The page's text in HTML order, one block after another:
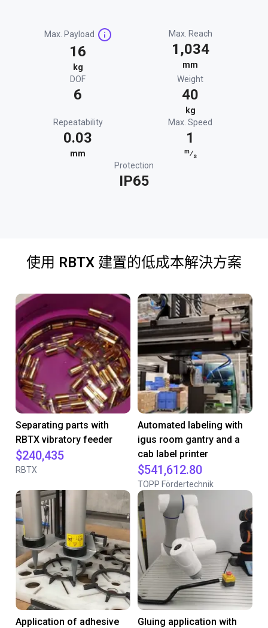
Max. Payload
16
kg
Max. Reach
1,034
mm
DOF
6
Weight
40
kg
Repeatability
0.03
mm
Max. Speed
1
m⁄s
Protection
IP65
使用 RBTX 建置的低成本解決方案
Separating parts with
RBTX vibratory feeder
$240,435
RBTX
Automated labeling with
igus room gantry and a
cab label printer
$541,612.80
TOPP Fördertechnik
Application of adhesive Gluing application with